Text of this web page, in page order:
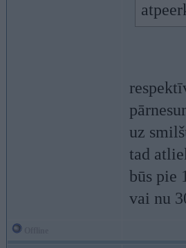
uz
tad
būs pie
vai nu